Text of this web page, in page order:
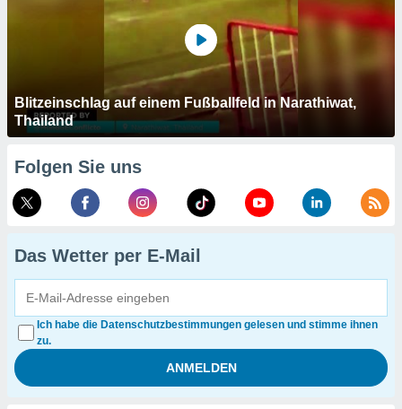
Blitzeinschlag auf einem Fußballfeld in Narathiwat,
Thailand
Folgen Sie uns
Das Wetter per E-Mail
Ich habe die Datenschutzbestimmungen gelesen und stimme ihnen
zu.